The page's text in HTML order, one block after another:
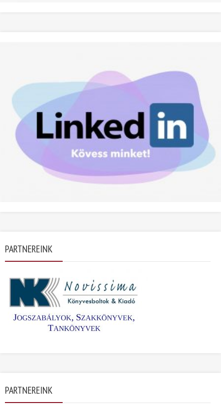
PARTNEREINK
PARTNEREINK